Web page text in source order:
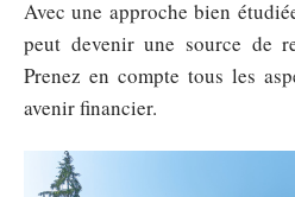
Avec une approche bien
peut devenir une source de
Prenez en compte tous les
avenir financier.